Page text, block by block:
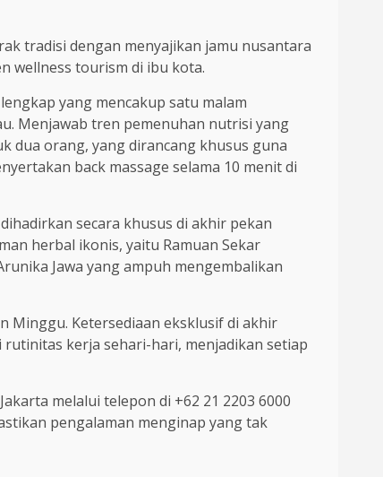
tradisi dengan menyajikan jamu nusantara
wellness tourism di ibu kota.
yang mencakup satu malam
Menjawab tren pemenuhan nutrisi yang
dua orang, yang dirancang khusus guna
back massage selama 10 menit di
secara khusus di akhir pekan
herbal ikonis, yaitu Ramuan Sekar
Jawa yang ampuh mengembalikan
Minggu. Ketersediaan eksklusif di akhir
kerja sehari-hari, menjadikan setiap
melalui telepon di +62 21 2203 6000
pengalaman menginap yang tak